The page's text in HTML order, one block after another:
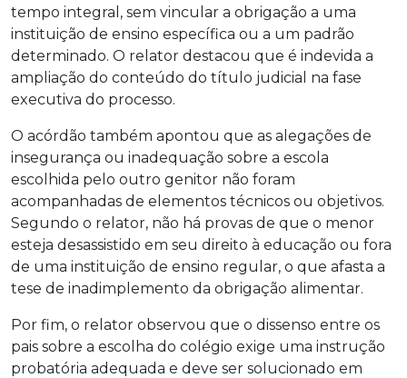
tempo integral, sem vincular a obrigação a uma
instituição de ensino específica ou a um padrão
determinado. O relator destacou que é indevida a
ampliação do conteúdo do título judicial na fase
executiva do processo.
O acórdão também apontou que as alegações de
insegurança ou inadequação sobre a escola
escolhida pelo outro genitor não foram
acompanhadas de elementos técnicos ou objetivos.
Segundo o relator, não há provas de que o menor
esteja desassistido em seu direito à educação ou fora
de uma instituição de ensino regular, o que afasta a
tese de inadimplemento da obrigação alimentar.
Por fim, o relator observou que o dissenso entre os
pais sobre a escolha do colégio exige uma instrução
probatória adequada e deve ser solucionado em